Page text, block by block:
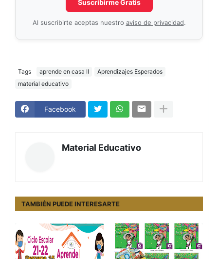
Suscribirme Gratis
Al suscribirte aceptas nuestro aviso de privacidad.
Tags aprende en casa II
Aprendizajes Esperados
material educativo
Facebook
Material Educativo
TAMBIÉN PUEDE INTERESARTE